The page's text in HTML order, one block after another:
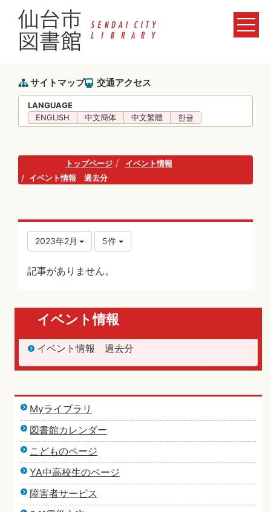
サイトマップ 交通アクセス
LANGUAGE
ENGLISH
中文簡体 中文繁體 한글
トップページ
イベント情報
イベント情報 過去分
2023年2月 5件
記事がありません。
イベント情報
イベント情報 過去分
Myライブラリ
図書館カレンダー
こどものページ
YA中高校生のページ
障害者サービス